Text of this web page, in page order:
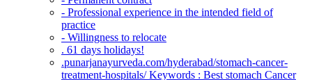
- Professional experience in the intended field of
practice
- Willingness to relocate
. 61 days holidays!
.punarjanayurveda.com/hyderabad/stomach-cancer-
treatment-hospitals/ Keywords : Best stomach Cancer